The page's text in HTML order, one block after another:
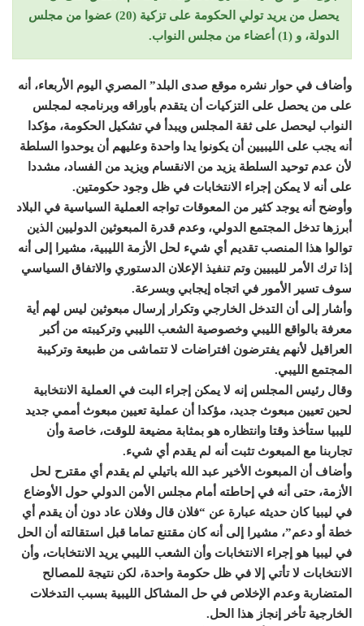
يحصل من يريد تولي الحكومة على تزكية (20) عضوا من مجلس
الدولة، و (1) أعضاء من مجلس النواب.
وأضاف في حوار نشره موقع صدى البلد” المصري اليوم الأربعاء، أنه
على من يحصل على التزكيات أن يتقدم بأوراقه وبرنامجه لمجلس
النواب ليحصل على ثقة المجلس ويبدأ في تشكيل الحكومة، مؤكدا
أنه يجب على الليبيين أن يكونوا يدا واحدة وعليهم أن يوحدوا السلطة
لأن عدم توحيد السلطة يزيد من الانقسام ويزيد من الفساد، مشددا
على أنه لا يمكن إجراء الانتخابات في ظل وجود حكومتين.
وأوضح أنه يوجد كثير من المعوقات تواجه العملية السياسية في البلاد
أبرزها تدخل المجتمع الدولي، وعدم قدرة المبعوثين الدوليين الذين
توالوا هذا المنصب تقديم أي شيء لحل الأزمة الليبية، مشيرا إلى أنه
إذا ترك الأمر لليبيين وتم تنفيذ الإعلان الدستوري والاتفاق السياسي
سوف تسير الأمور في اتجاه إيجابي وبسرعة.
وأشار إلى أن التدخل الخارجي وتكرار إرسال مبعوثين ليس لهم أية
معرفة بالواقع الليبي وخصوصية الشعب الليبي وتركيبته من أكبر
العراقيل لأنهم يفترضون افتراضات لا تتماشى من طبيعة وتركيبة
المجتمع الليبي.
وقال رئيس المجلس إنه لا يمكن إجراء البت في العملية الانتخابية
لحين تعيين مبعوث جديد، مؤكدا أن عملية تعيين مبعوث أممي جديد
لليبيا ستأخذ وقتا وانتظاره هو بمثابة مضيعة للوقت، خاصة وأن
تجاربنا مع المبعوث تثبت أنه لم يقدم أي شيء.
وأضاف أن المبعوث الأخير عبد الله باتيلي لم يقدم أي مقترح لحل
الأزمة، حتى أنه في إحاطته أمام مجلس الأمن الدولي حول الأوضاع
في ليبيا كان حديثه عبارة عن “فلان قال وفلان عاد دون أن يقدم أي
خطة أو دعم”، مشيرا إلى أنه كان مقتنع تماما قبل استقالته أن الحل
في ليبيا هو إجراء الانتخابات وأن الشعب الليبي يريد الانتخابات، وأن
الانتخابات لا تأتي إلا في ظل حكومة واحدة، لكن نتيجة للمصالح
المتضاربة وعدم الإخلاص في حل المشاكل الليبية بسبب التدخلات
الخارجية تأخر إنجاز هذا الحل.